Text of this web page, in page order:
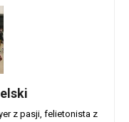
z pasji, felietonista z